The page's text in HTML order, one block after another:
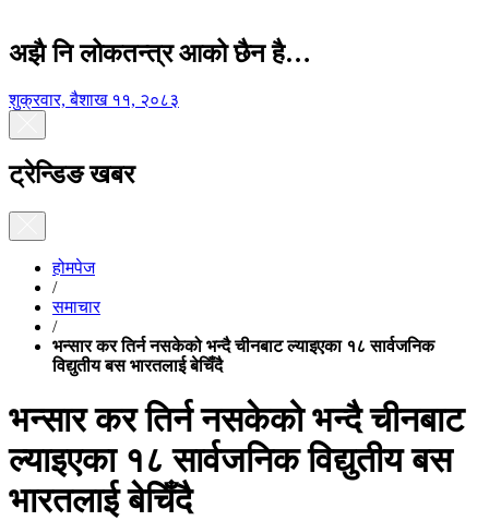
अझै नि लोकतन्त्र आको छैन है…
शुक्रवार, बैशाख ११, २०८३
ट्रेन्डिङ खबर
होमपेज
/
समाचार
/
भन्सार कर तिर्न नसकेको भन्दै चीनबाट ल्याइएका १८ सार्वजनिक
विद्युतीय बस भारतलाई बेचिँदै
भन्सार कर तिर्न नसकेको भन्दै चीनबाट
ल्याइएका १८ सार्वजनिक विद्युतीय बस
भारतलाई बेचिँदै